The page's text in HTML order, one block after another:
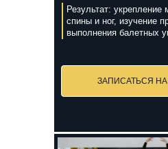
Результат:
спины и ног, изучение
выполнения балетных
ЗАПИСАТЬСЯ